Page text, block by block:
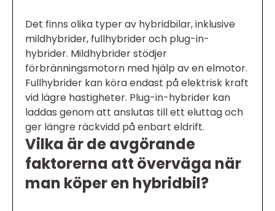
Det finns olika typer av hybridbilar, inklusive
mildhybrider, fullhybrider och plug-in-
hybrider. Mildhybrider stödjer
förbränningsmotorn med hjälp av en elmotor.
Fullhybrider kan köra endast på elektrisk kraft
vid lägre hastigheter. Plug-in-hybrider kan
laddas genom att anslutas till ett eluttag och
ger längre räckvidd på enbart eldrift.
Vilka är de avgörande
faktorerna att överväga när
man köper en hybridbil?